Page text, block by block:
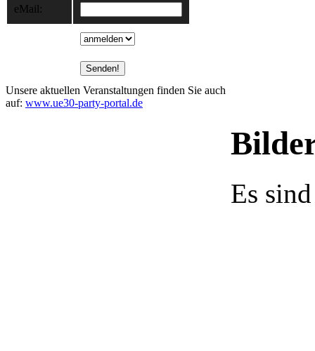
eMail:
Unsere aktuellen Veranstaltungen finden Sie auch
auf: www.ue30-party-portal.de
Es